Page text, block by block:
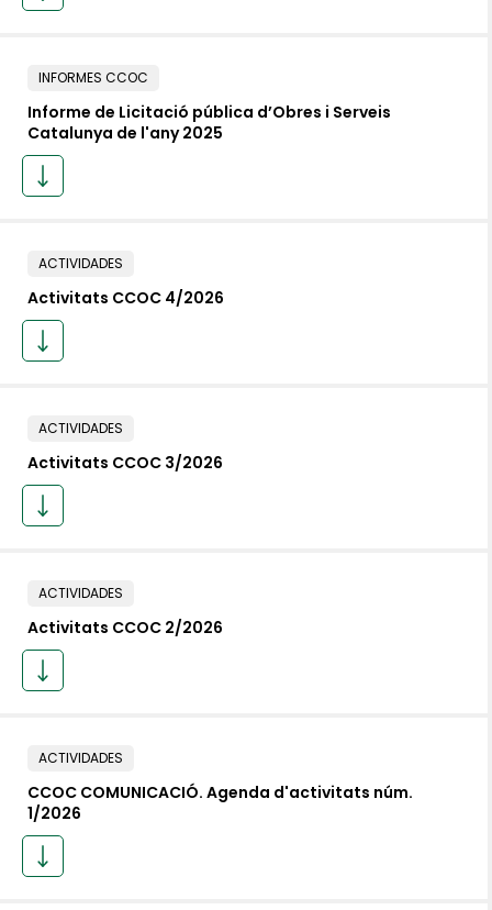
INFORMES CCOC
Informe de Licitació pública d’Obres i Serveis
Catalunya de l'any 2025
ACTIVIDADES
Activitats CCOC 4/2026
ACTIVIDADES
Activitats CCOC 3/2026
ACTIVIDADES
Activitats CCOC 2/2026
ACTIVIDADES
CCOC COMUNICACIÓ. Agenda d'activitats núm.
1/2026